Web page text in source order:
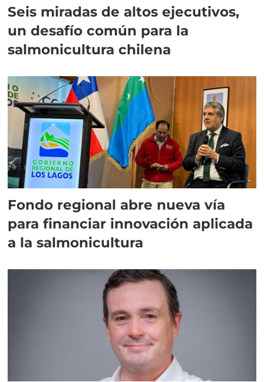
Seis miradas de altos ejecutivos,
un desafío común para la
salmonicultura chilena
Fondo regional abre nueva vía
para financiar innovación aplicada
a la salmonicultura